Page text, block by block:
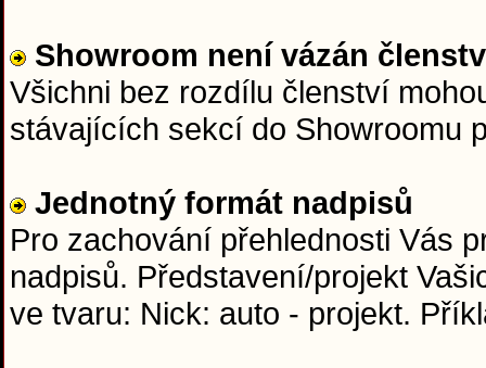
Showroom není vázán
Všichni bez rozdílu členství
stávajících sekcí do Showroomu
Jednotný formát nadpisů
Pro zachování přehlednosti Vás
nadpisů. Představení/projekt
ve tvaru: Nick: auto - projekt.